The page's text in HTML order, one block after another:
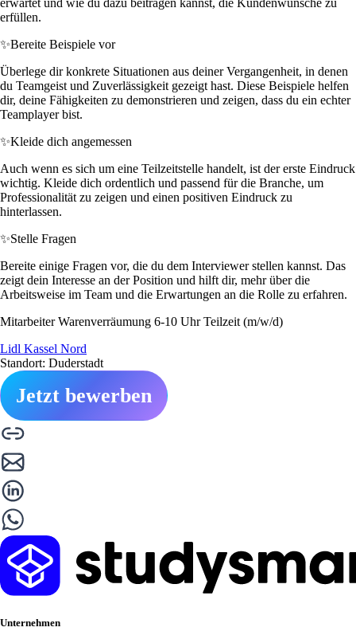
erfüllen.
✨Bereite Beispiele vor
Überlege dir konkrete Situationen aus deiner Vergangenheit, in denen
du Teamgeist und Zuverlässigkeit gezeigt hast. Diese Beispiele helfen
dir, deine Fähigkeiten zu demonstrieren und zeigen, dass du ein echter
Teamplayer bist.
✨Kleide dich angemessen
Auch wenn es sich um eine Teilzeitstelle handelt, ist der erste Eindruck
wichtig. Kleide dich ordentlich und passend für die Branche, um
Professionalität zu zeigen und einen positiven Eindruck zu
hinterlassen.
✨Stelle Fragen
Bereite einige Fragen vor, die du dem Interviewer stellen kannst. Das
zeigt dein Interesse an der Position und hilft dir, mehr über die
Arbeitsweise im Team und die Erwartungen an die Rolle zu erfahren.
Mitarbeiter Warenverräumung 6-10 Uhr Teilzeit (m/w/d)
Lidl Kassel Nord
Standort: Duderstadt
Jetzt bewerben
Unternehmen